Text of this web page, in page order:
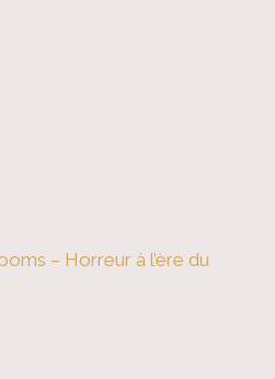
– Horreur à l’ère du